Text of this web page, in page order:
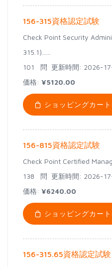
156-315資格認定試験
Check Point Security
315.1)......
101 問 更新時間: 2026-
価格: ¥5120.00
ショッピングカー
156-815資格認定試験
Check Point Certified
138 問 更新時間: 2026-
価格: ¥6240.00
ショッピングカー
156-315.65資格認定試験